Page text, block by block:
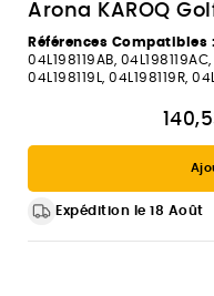
Arona KAROQ
Références Compatibles :
04L198119AB,
04L198119L, 04L198119R,
Expédition le 18 Août